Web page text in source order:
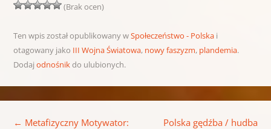
(Brak ocen)
Ten wpis został opublikowany wSpołeczeństwo - Polskai
otagowany jako III Wojna Światowa, nowy faszyzm, plandemia.
Dodaj odnośnikdo ulubionych.
← Metafizyczny Motywator:
Polska gędźba / hudba